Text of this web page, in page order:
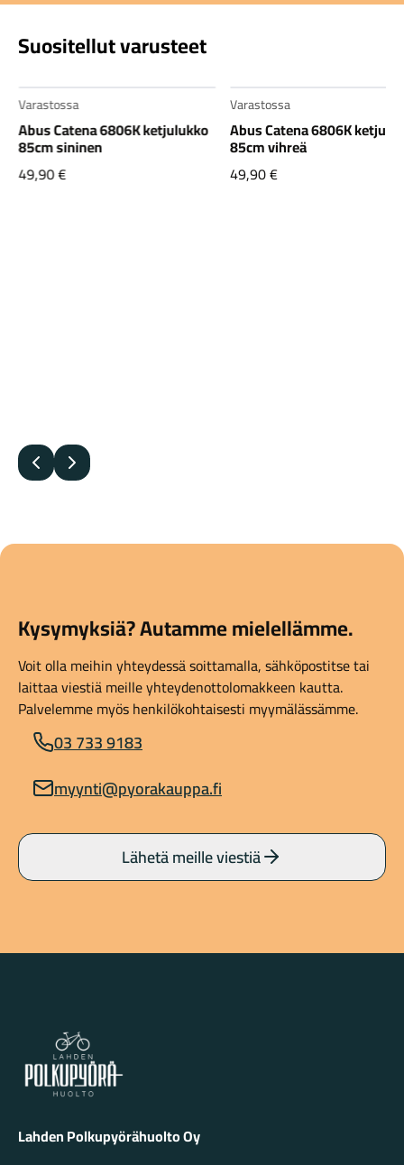
Suositellut varusteet
Varastossa
Abus Catena 6806K ketjulukko
85cm sininen
49,90€
Varastossa
Abus Catena 6806K
85cm vihreä
49,90€
Edellinen
Seuraava
Kysymyksiä? Autamme mielellämme.
Voit olla meihin yhteydessä soittamalla, sähköpostitse tai
laittaa viestiä meille yhteydenottolomakkeen kautta.
Palvelemme myös henkilökohtaisesti myymälässämme.
03 733 9183
myynti@pyorakauppa.fi
Lähetä meille viestiä
Lahden Polkupyörähuolto - etusivulle
Lahden Polkupyörähuolto Oy